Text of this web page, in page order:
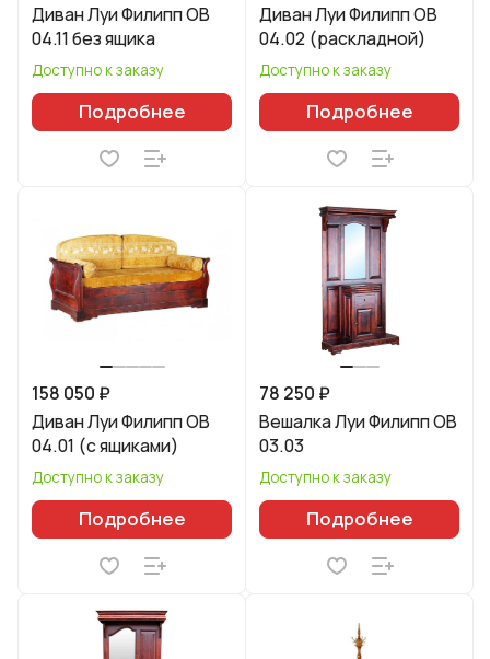
Диван Луи Филипп ОВ
04.11 без ящика
Доступно к заказу
Подробнее
Диван Луи Филипп ОВ
04.02 (раскладной)
Доступно к заказу
Подробнее
158 050 ₽
Диван Луи Филипп ОВ
04.01 (с ящиками)
Доступно к заказу
Подробнее
78 250 ₽
Вешалка Луи Филипп ОВ
03.03
Доступно к заказу
Подробнее